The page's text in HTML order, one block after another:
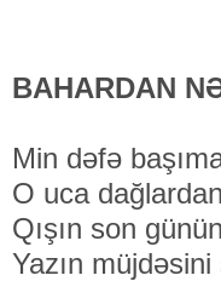
BAHARDAN
Min dəfə
O uca
Qışın son
Yazın